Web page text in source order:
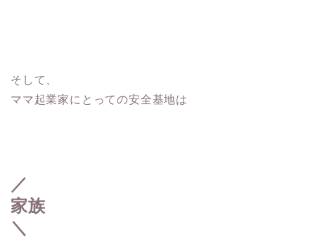
そして、
ママ起業家にとっての安全基地は
／
家族
＼